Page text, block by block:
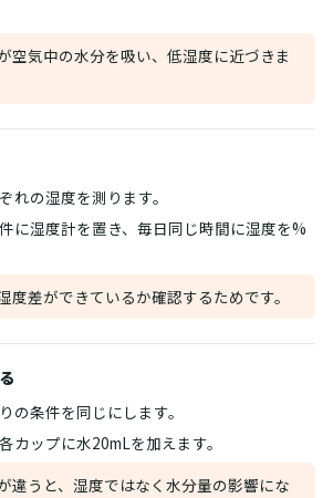
空気中の水分を吸い、低湿度に近づきま
れの湿度を測ります。
に湿度計を置き、毎日同じ時間に湿度を%
度差ができているか確認するためです。
の条件を同じにします。
カップに水20mLを加えます。
違うと、湿度ではなく水分量の影響にな